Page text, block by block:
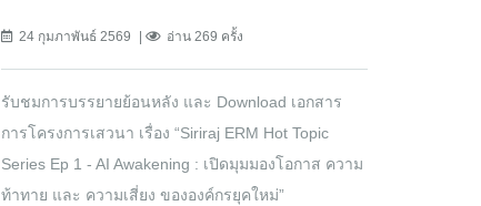
24 กุมภาพันธ์ 2569 อ่าน 269 ครั้ง
รับชมการบรรยายย้อนหลัง และ Download เอกสาร
การโครงการเสวนา เรื่อง “Siriraj ERM Hot Topic
Series Ep 1 - AI Awakening : เปิดมุมมองโอกาส ความ
ท้าทาย และ ความเสี่ยง ขององค์กรยุคใหม่”